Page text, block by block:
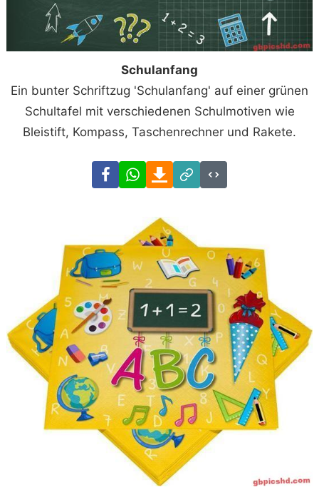
Schulanfang
Ein bunter Schriftzug 'Schulanfang' auf einer grünen
Schultafel mit verschiedenen Schulmotiven wie
Bleistift, Kompass, Taschenrechner und Rakete.
FacebookWhatsAppDownload
Link
Code